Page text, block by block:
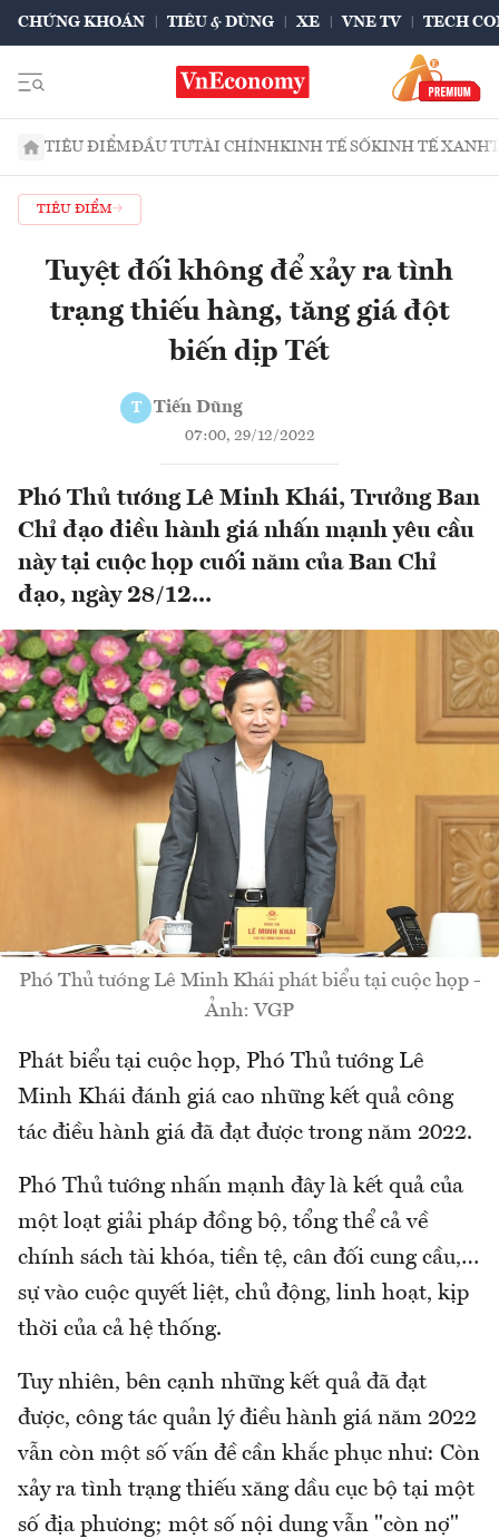
CHỨNG KHOÁN TIÊU & DÙNG XE VNE TV TECH
TIÊU ĐIỂMĐẦU TƯTÀI CHÍNHKINH TẾ SỐKINH TẾ XANH
TIÊU ĐIỂM
Tuyệt đối không để xảy ra tình
trạng thiếu hàng, tăng giá đột
biến dịp Tết
T Tiến Dũng
07:00, 29/12/2022
Phó Thủ tướng Lê Minh Khái, Trưởng Ban
Chỉ đạo điều hành giá nhấn mạnh yêu cầu
này tại cuộc họp cuối năm của Ban Chỉ
đạo, ngày 28/12...
Phó Thủ tướng Lê Minh Khái phát biểu tại cuộc họp -
Ảnh: VGP
Phát biểu tại cuộc họp, Phó Thủ tướng Lê
Minh Khái đánh giá cao những kết quả công
tác điều hành giá đã đạt được trong năm 2022.
Phó Thủ tướng nhấn mạnh đây là kết quả của
một loạt giải pháp đồng bộ, tổng thể cả về
chính sách tài khóa, tiền tệ, cân đối cung cầu,…
sự vào cuộc quyết liệt, chủ động, linh hoạt, kịp
thời của cả hệ thống.
Tuy nhiên, bên cạnh những kết quả đã đạt
được, công tác quản lý điều hành giá năm 2022
vẫn còn một số vấn đề cần khắc phục như: Còn
xảy ra tình trạng thiếu xăng dầu cục bộ tại một
số địa phương; một số nội dung vẫn "còn nợ"